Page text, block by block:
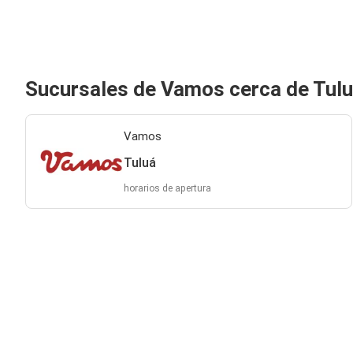
Sucursales de Vamos cerca de
Vamos
Tuluá
horarios de apertura